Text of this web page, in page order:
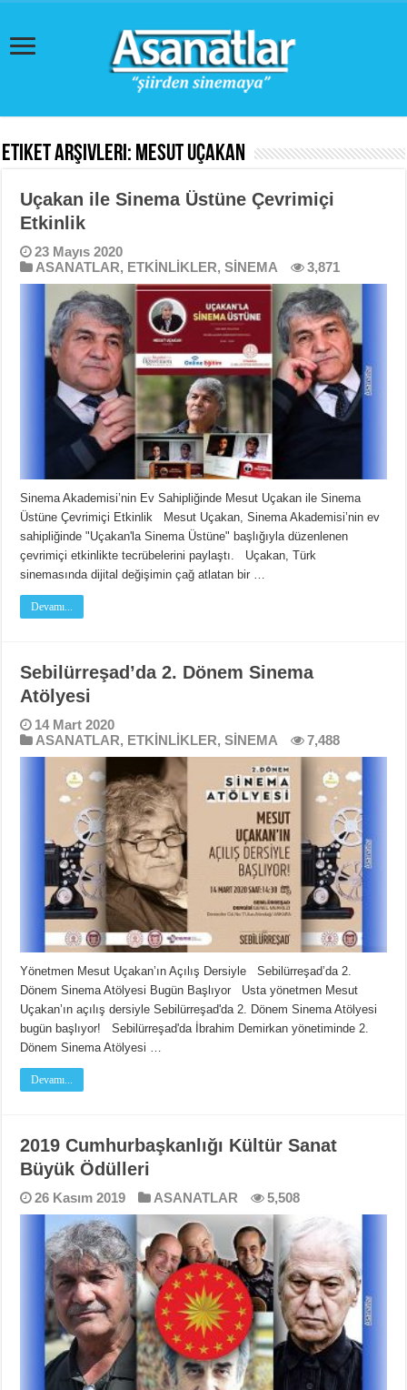
Etiket Arşivleri: Mesut Uçakan
Uçakan ile Sinema Üstüne Çevrimiçi
Etkinlik
23 Mayıs 2020
ASANATLAR, ETKİNLİKLER,SİNEMA 3,871
Sinema Akademisi’nin Ev Sahipliğinde Mesut Uçakan ile Sinema
Üstüne Çevrimiçi Etkinlik Mesut Uçakan, Sinema Akademisi’nin ev
sahipliğinde "Uçakan'la Sinema Üstüne" başlığıyla düzenlenen
çevrimiçi etkinlikte tecrübelerini paylaştı. Uçakan, Türk
sinemasında dijital değişimin çağ atlatan bir …
Devamı...
Sebilürreşad’da 2. Dönem Sinema
Atölyesi
14 Mart 2020
ASANATLAR, ETKİNLİKLER,SİNEMA 7,488
Yönetmen Mesut Uçakan’ın Açılış Dersiyle Sebilürreşad’da 2.
Dönem Sinema Atölyesi Bugün Başlıyor Usta yönetmen Mesut
Uçakan’ın açılış dersiyle Sebilürreşad'da 2. Dönem Sinema Atölyesi
bugün başlıyor! Sebilürreşad'da İbrahim Demirkan yönetiminde 2.
Dönem Sinema Atölyesi …
Devamı...
2019 Cumhurbaşkanlığı Kültür Sanat
Büyük Ödülleri
26 Kasım 2019 ASANATLAR 5,508